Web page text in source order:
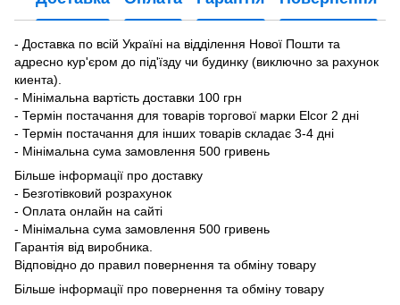
- Доставка по всій Україні на відділення Нової Пошти та
адресно кур'єром до під'їзду чи будинку (виключно за рахунок
киента).
- Мінімальна вартість доставки 100 грн
- Термін постачання для товарів торгової марки Elcor 2 дні
- Термін постачання для інших товарів складає 3-4 дні
- Мінімальна сума замовлення 500 гривень
Більше інформації про доставку
- Безготівковий розрахунок
- Оплата онлайн на сайті
- Мінімальна сума замовлення 500 гривень
Гарантія від виробника.
Відповідно до правил повернення та обміну товару
Більше інформації про повернення та обміну товару